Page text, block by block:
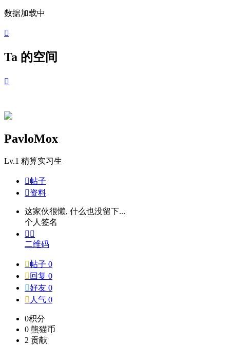
数据加载中

Ta 的空间

PavloMox
Lv.1 精算实习生
帖子
资料
这家伙很懒, 什么也没留下...
个人签名
 
二维码
帖子 0
 回复 0
好友 0
 人气 0
0积分
0 熊猫币
2 贡献